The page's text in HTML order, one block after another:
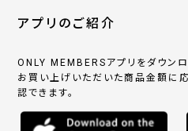
アプリのご紹介
ONLY MEMBERSアプリをダウンロ
お買い上げいただいた商品金額に
認できます。